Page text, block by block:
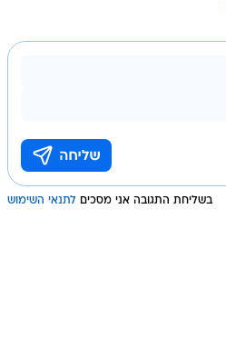
בשליחת התגובה אני מסכים לתנאי השימוש